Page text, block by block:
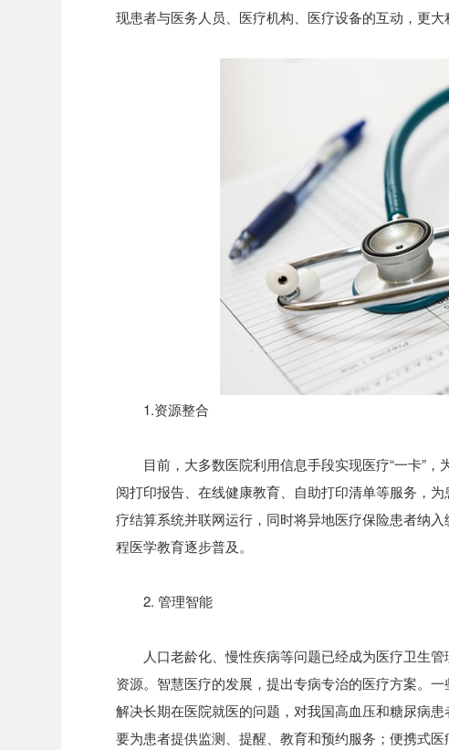
现患者与医务人员、医疗机构、医疗设备的互动，更
1.资源整合
目前，大多数医院利用信息手段实现医疗“一卡”
阅打印报告、在线健康教育、自助打印清单等服务，
疗结算系统并联网运行，同时将异地医疗保险患者纳
程医学教育逐步普及。
2. 管理智能
人口老龄化、慢性疾病等问题已经成为医疗卫生
资源。智慧医疗的发展，提出专病专治的医疗方案。
解决长期在医院就医的问题，对我国高血压和糖尿病
要为患者提供监测、提醒、教育和预约服务；便携式